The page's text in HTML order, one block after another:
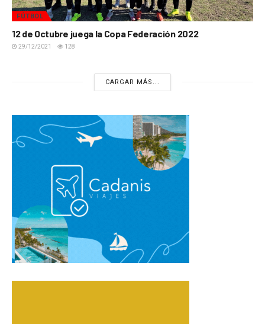
FÚTBOL
12 de Octubre juega la Copa Federación 2022
29/12/2021 128
CARGAR MÁS...